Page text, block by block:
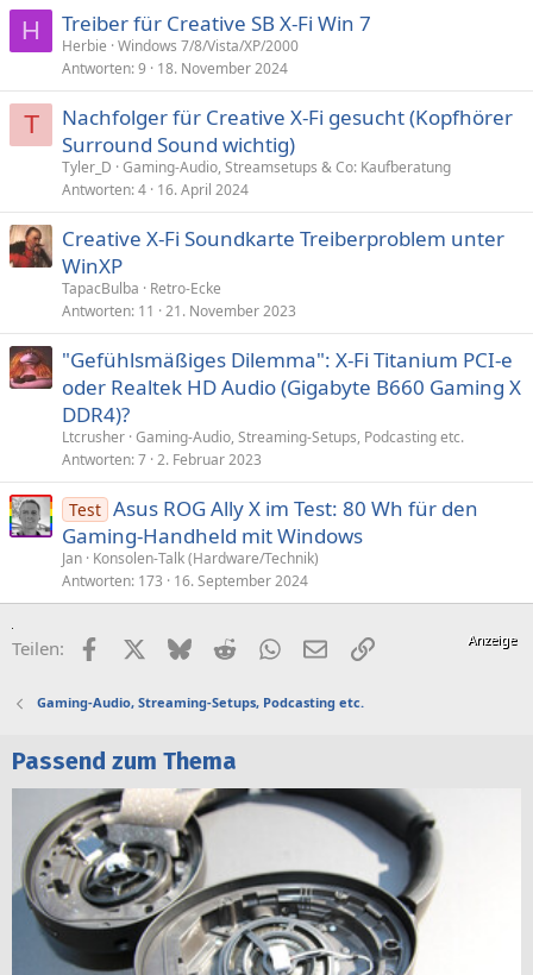
H Treiber für Creative SB X-Fi Win 7
Herbie Windows 7/8/Vista/XP/2000
Antworten 9 18. November 2024
T
Nachfolger für Creative X-Fi gesucht (Kopfhörer
Surround Sound wichtig)
Tyler_D Gaming-Audio, Streamsetups & Co: Kaufberatung
Antworten 4 16. April 2024
Creative X-Fi Soundkarte Treiberproblem unter
WinXP
TapacBulba
Retro-Ecke
Antworten 11 21. November 2023
"Gefühlsmäßiges Dilemma": X-Fi Titanium PCI-e
oder Realtek HD Audio (Gigabyte B660 Gaming X
DDR4)?
Ltcrusher Gaming-Audio, Streaming-Setups, Podcasting etc.
Antworten 7 2. Februar 2023
Test Asus ROG Ally X im Test: 80 Wh für den
Gaming-Handheld mit Windows
Jan Konsolen-Talk (Hardware/Technik)
Antworten 173 16. September 2024
Teilen: FacebookX (Twitter)
BlueskyRedditWhatsApp
E-MailLink
Gaming-Audio, Streaming-Setups, Podcasting etc.
Passend zum Thema